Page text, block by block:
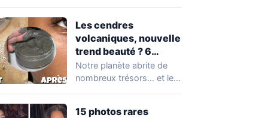
Les cendres
volcaniques, nouvelle
trend beauté ? 6
avantages pour la
peau à connaître
Notre planète abrite de
nombreux trésors… et les
15 photos rares